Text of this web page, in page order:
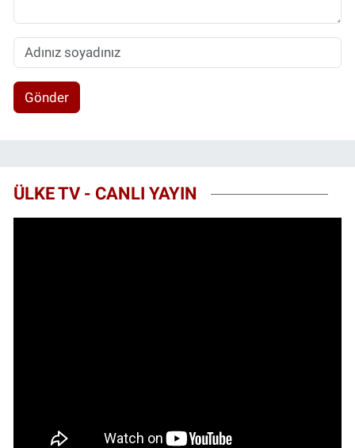
Gönder
ÜLKE TV - CANLI YAYIN